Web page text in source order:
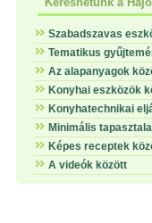
Szabadszavas
Tematikus
Az alapanyagok
Konyhai eszközök
Konyhatechnikai
Minimális
Képes receptek
A videók között